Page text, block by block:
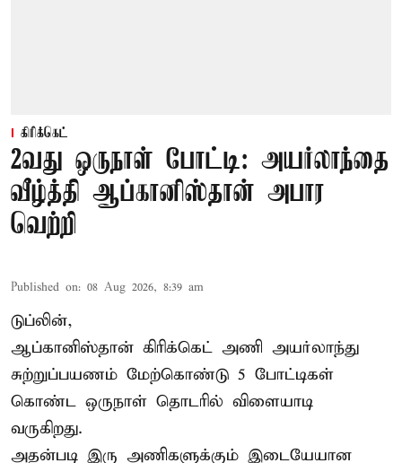
கிரிக்கெட்
2வது ஒருநாள் போட்டி: அயர்லாந்தை
வீழ்த்தி ஆப்கானிஸ்தான் அபார
வெற்றி
Published on: 08 Aug 2026, 8:39 am
டுப்லின்,
ஆப்கானிஸ்தான் கிரிக்கெட் அணி அயர்லாந்து
சுற்றுப்பயணம் மேற்கொண்டு 5 போட்டிகள்
கொண்ட ஒருநாள் தொடரில் விளையாடி
வருகிறது.
அதன்படி இரு அணிகளுக்கும் இடையேயான